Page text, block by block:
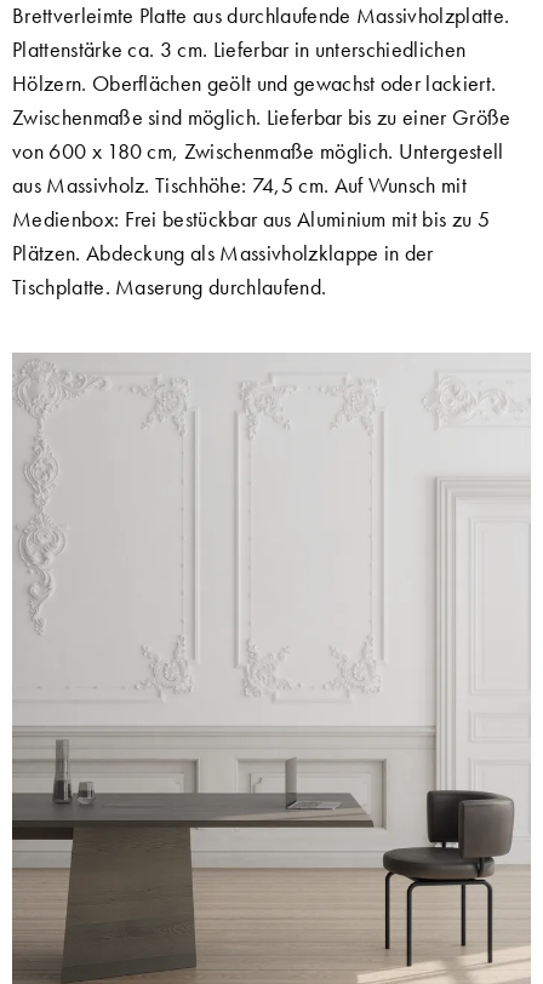
Brettverleimte Platte aus durchlaufende Massivholzplatte.
Plattenstärke ca. 3 cm. Lieferbar in unterschiedlichen
Hölzern. Oberflächen geölt und gewachst oder lackiert.
Zwischenmaße sind möglich. Lieferbar bis zu einer Größe
von 600 x 180 cm, Zwischenmaße möglich. Untergestell
aus Massivholz. Tischhöhe: 74,5 cm. Auf Wunsch mit
Medienbox: Frei bestückbar aus Aluminium mit bis zu 5
Plätzen. Abdeckung als Massivholzklappe in der
Tischplatte. Maserung durchlaufend.